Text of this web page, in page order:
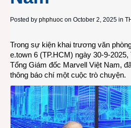
Posted by phphuoc on October 2, 2025 in
Trong sự kiện khai trương văn
e.town 6 (TP.HCM) ngày 30-9-
Tổng Giám đốc Marvell Việt Nam,
thông báo chí một cuộc trò chuyện.